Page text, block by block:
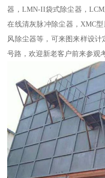
器，LMN-II袋式除尘器，
在线清灰脉冲除尘器，XMC
风除尘器等，可来图来样设
号路，欢迎新老客户前来参观